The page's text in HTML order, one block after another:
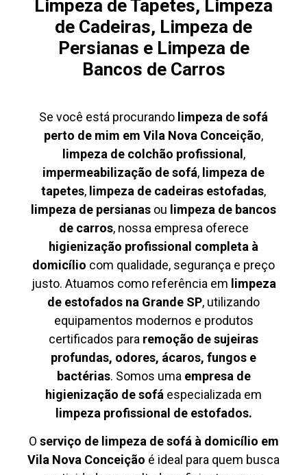
Limpeza de Tapetes, Limpeza
de Cadeiras, Limpeza de
Persianas e Limpeza de
Bancos de Carros
Se você está procurando limpeza de sofá
perto de mim em Vila Nova Conceição,
limpeza de colchão profissional ,
impermeabilização de sofá, limpeza de
tapetes, limpeza de cadeiras estofadas,
limpeza de persianas ou limpeza de bancos
de carros, nossa empresa oferece
higienização profissional completa à
domicílio com qualidade, segurança e preço
justo. Atuamos como referência em limpeza
de estofados na Grande SP, utilizando
equipamentos modernos e produtos
certificados para remoção de sujeiras
profundas, odores, ácaros, fungos e
bactérias. Somos uma empresa de
higienização de sofá especializada em
limpeza profissional de estofados.
O serviço de limpeza de sofá à domicílio em
Vila Nova Conceição é ideal para quem busca